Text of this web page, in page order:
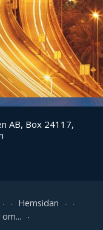
AB, Box 24117,
Hemsidan